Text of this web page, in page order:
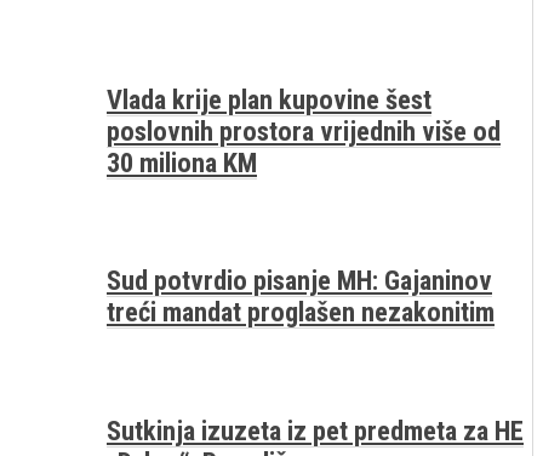
Vlada krije plan kupovine šest
poslovnih prostora vrijednih više od
30 miliona KM
Sud potvrdio pisanje MH: Gajaninov
treći mandat proglašen nezakonitim
Sutkinja izuzeta iz pet predmeta za HE